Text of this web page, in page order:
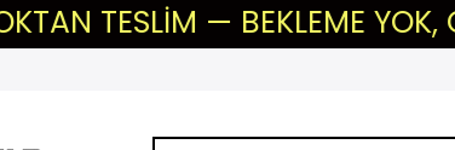
— BEKLEME YOK, GECİKME